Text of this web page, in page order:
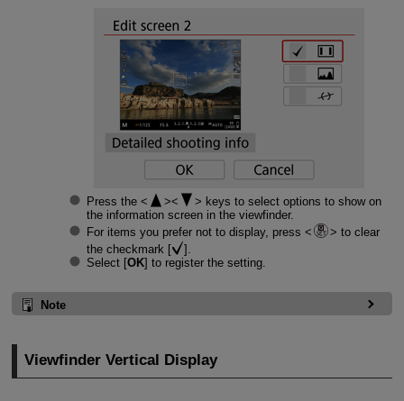
Press the
keys to select options to show on
the information screen in the viewfinder.
For items you prefer not to display, press
to clear
the checkmark [
].
Select [OK] to register the setting.
Note
Viewfinder Vertical Display